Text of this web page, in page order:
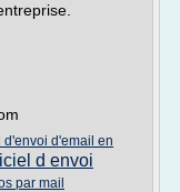
d'envoi d'email en
d envoi
par mail